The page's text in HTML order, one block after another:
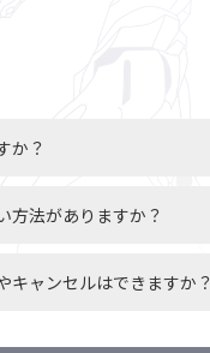
か？
方法がありますか？
キャンセルはできますか？